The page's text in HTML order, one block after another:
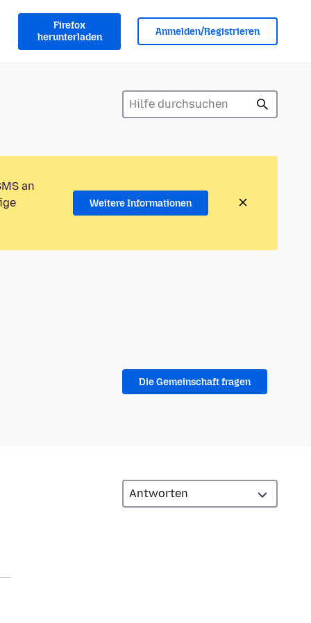
Firefox
herunterladen
Anmelden/Registrieren
an
Weitere Informationen
Die Gemeinschaft fragen